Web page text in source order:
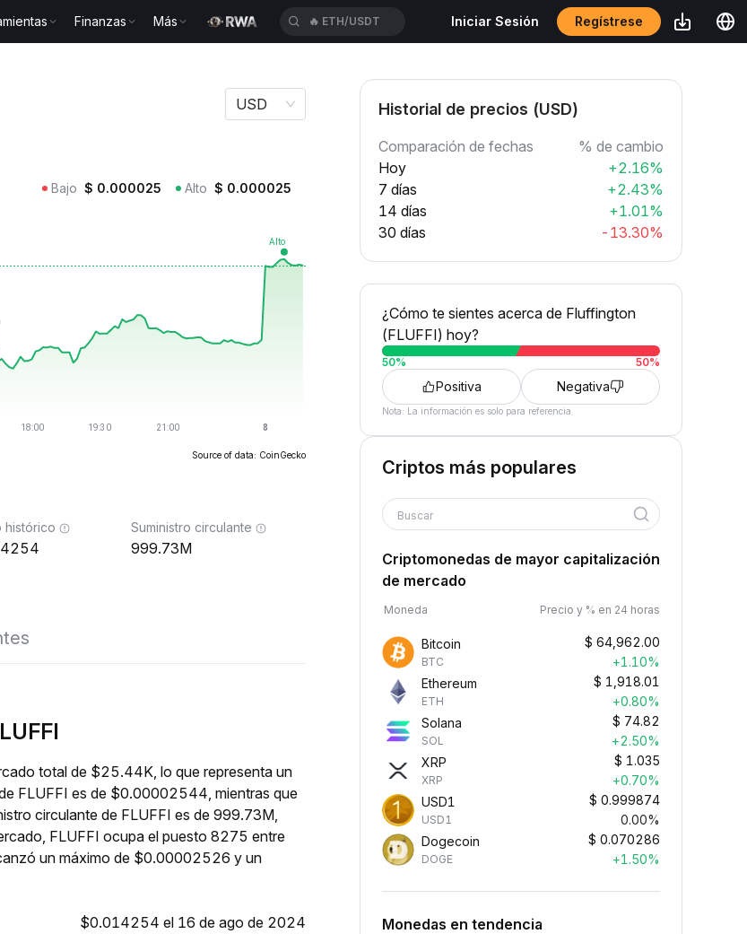
Finanzas Más 🔥 GWEIUSDT Iniciar Sesión Regístrese
USD
Bajo $ 0.000025 Alto $ 0.000025
Source of data: CoinGecko
histórico Suministro circulante
999.73M
total de $25.44K, lo que representa un
FLUFFI es de $0.00002544, mientras que
circulante de FLUFFI es de 999.73M,
FLUFFI ocupa el puesto 8275 entre
un máximo de $0.00002526 y un
$0.014254 el 16 de ago de 2024
Historial de precios (USD)
Comparación de fechas
% de cambio
Hoy
+2.16%
7 días
+2.43%
14 días
+1.01%
30 días
-13.30%
¿Cómo te sientes acerca de Fluffington
(FLUFFI) hoy?
50% 50%
Positiva Negativa
Nota: La información es solo para referencia.
Criptos más populares
Buscar
Criptomonedas de mayor capitalización
de mercado
Moneda Precio y % en 24 horas
Bitcoin
BTC
$ 64,962.00
+1.10%
Ethereum
ETH
$ 1,918.01
+0.80%
Solana
SOL
$ 74.82
+2.50%
XRP
XRP
$ 1.035
+0.70%
USD1
USD1
$ 0.999874
0.00%
Dogecoin
DOGE
$ 0.070286
+1.50%
Monedas en tendencia